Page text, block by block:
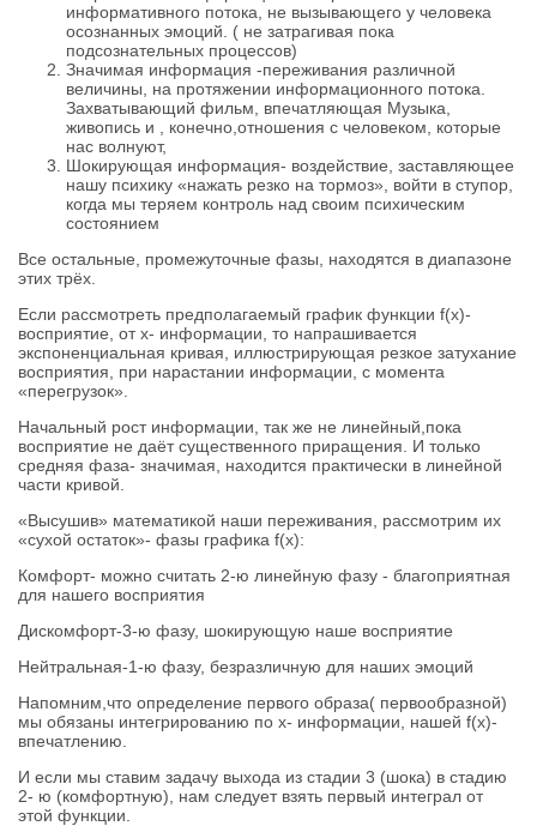
информативного потока, не вызывающего у человека
осознанных эмоций. ( не затрагивая пока
подсознательных процессов)
Значимая информация -переживания различной
величины, на протяжении информационного потока.
Захватывающий фильм, впечатляющая Музыка,
живопись и , конечно,отношения с человеком, которые
нас волнуют,
Шокирующая информация- воздействие, заставляющее
нашу психику «нажать резко на тормоз», войти в ступор,
когда мы теряем контроль над своим психическим
состоянием
Все остальные, промежуточные фазы, находятся в диапазоне
этих трёх.
Если рассмотреть предполагаемый график функции f(х)-
восприятие, от х- информации, то напрашивается
экспоненциальная кривая, иллюстрирующая резкое затухание
восприятия, при нарастании информации, с момента
«перегрузок».
Начальный рост информации, так же не линейный,пока
восприятие не даёт существенного приращения. И только
средняя фаза- значимая, находится практически в линейной
части кривой.
«Высушив» математикой наши переживания, рассмотрим их
«сухой остаток»- фазы графика f(x):
Комфорт- можно считать 2-ю линейную фазу - благоприятная
для нашего восприятия
Дискомфорт-3-ю фазу, шокирующую наше восприятие
Нейтральная-1-ю фазу, безразличную для наших эмоций
Напомним,что определение первого образа( первообразной)
мы обязаны интегрированию по х- информации, нашей f(x)-
впечатлению.
И если мы ставим задачу выхода из стадии 3 (шока) в стадию
2- ю (комфортную), нам следует взять первый интеграл от
этой функции.